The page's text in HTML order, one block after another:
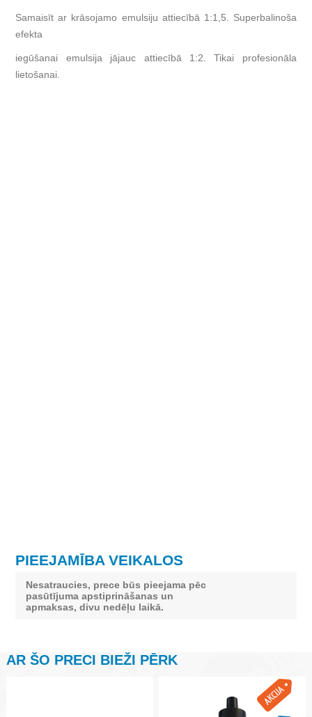
Samaisīt ar krāsojamo emulsiju attiecībā 1:1,5. Superbalinoša
efekta
iegūšanai emulsija jājauc attiecībā 1:2. Tikai profesionāla
lietošanai.
PIEEJAMĪBA VEIKALOS
Nesatraucies, prece būs pieejama pēc
pasūtījuma apstiprināšanas un
apmaksas, divu nedēļu laikā.
AR ŠO PRECI BIEŽI PĒRK